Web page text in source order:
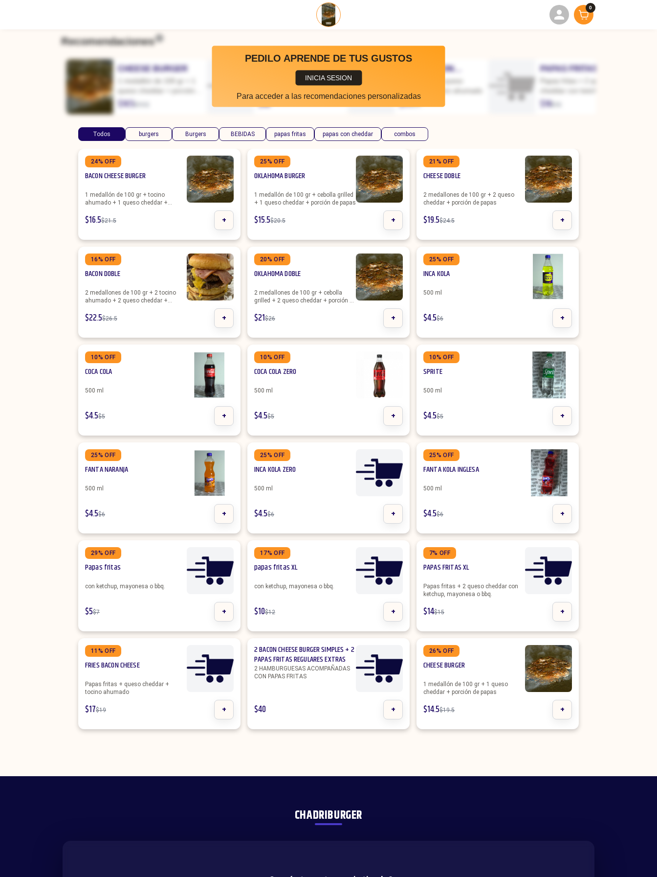
0
PEDILO APRENDE DE TUS GUSTOS
INICIA SESION
Para acceder a las recomendaciones personalizadas
Recomendaciones
CHEESE BURGER
de papas
$14.5
2 BACON CHEESE
BURGER SIMPLES + 2
PAPAS FRITAS
2 HAMBURGUESAS
PAPAS FRITAS
$40
FRIES BACON
$17
PAPAS FRITAS XL
Papas fritas + 2 queso
mayonesa o bbq.
$14
Todos burgers Burgers BEBIDAS papas fritas papas con cheddar combos
24% OFF
BACON CHEESE BURGER
1 medallón de 100 gr + tocino
ahumado + 1 queso cheddar +
$16.5$21.5 +
25% OFF
OKLAHOMA BURGER
1 medallón de 100 gr + cebolla grilled
+ 1 queso cheddar + porción de papas
$15.5$20.5 +
21% OFF
CHEESE DOBLE
2 medallones de 100 gr + 2 queso
cheddar + porción de papas
$19.5$24.5 +
16% OFF
BACON DOBLE
2 medallones de 100 gr + 2 tocino
ahumado + 2 queso cheddar +
$22.5$26.5 +
20% OFF
OKLAHOMA DOBLE
2 medallones de 100 gr + cebolla
grilled + 2 queso cheddar + porción de
$21$26 +
25% OFF
INCA KOLA
500 ml
$4.5$6 +
10% OFF
COCA COLA
500 ml
$4.5$5 +
10% OFF
COCA COLA ZERO
500 ml
$4.5$5 +
10% OFF
SPRITE
500 ml
$4.5$5 +
25% OFF
FANTA NARANJA
500 ml
$4.5$6 +
25% OFF
INCA KOLA ZERO
500 ml
$4.5$6 +
25% OFF
FANTA KOLA INGLESA
500 ml
$4.5$6 +
29% OFF
Papas fritas
con ketchup, mayonesa o bbq.
$5$7 +
17% OFF
papas fritas XL
con ketchup, mayonesa o bbq.
$10$12 +
7% OFF
PAPAS FRITAS XL
Papas fritas + 2 queso cheddar con
ketchup, mayonesa o bbq.
$14$15 +
11% OFF
FRIES BACON CHEESE
Papas fritas + queso cheddar +
tocino ahumado
$17$19 +
2 BACON CHEESE BURGER SIMPLES + 2
PAPAS FRITAS REGULARES EXTRAS
2 HAMBURGUESAS ACOMPAÑADAS
CON PAPAS FRITAS
$40 +
26% OFF
CHEESE BURGER
1 medallón de 100 gr + 1 queso
cheddar + porción de papas
$14.5$19.5 +
CHADRIBURGER